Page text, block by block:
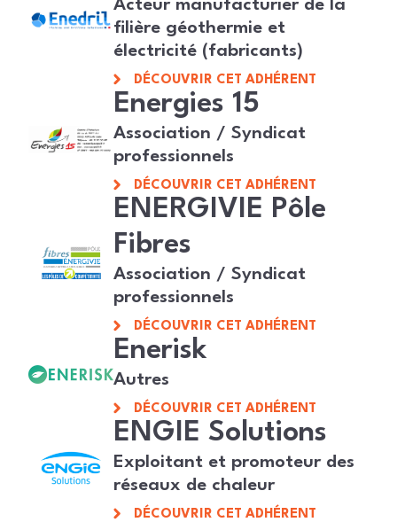
Acteur manufacturier de la
filière géothermie et
électricité (fabricants)
DÉCOUVRIR CET ADHÉRENT
Energies 15
Association / Syndicat
professionnels
DÉCOUVRIR CET ADHÉRENT
ENERGIVIE Pôle
Fibres
Association / Syndicat
professionnels
DÉCOUVRIR CET ADHÉRENT
Enerisk
Autres
DÉCOUVRIR CET ADHÉRENT
ENGIE Solutions
Exploitant et promoteur des
réseaux de chaleur
DÉCOUVRIR CET ADHÉRENT